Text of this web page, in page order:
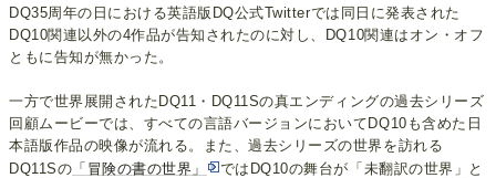
DQ35周年の日における英語版DQ公式Twitterでは同日に発表された
DQ10関連以外の4作品が告知されたのに対し、DQ10関連はオン・オフ
ともに告知が無かった。
一方で世界展開されたDQ11・DQ11Sの真エンディングの過去シリーズ
回顧ムービーでは、すべての言語バージョンにおいてDQ10も含めた日
本語版作品の映像が流れる。また、過去シリーズの世界を訪れる
DQ11Sの 「冒険の書の世界」
ではDQ10の舞台が「未翻訳の世界」と